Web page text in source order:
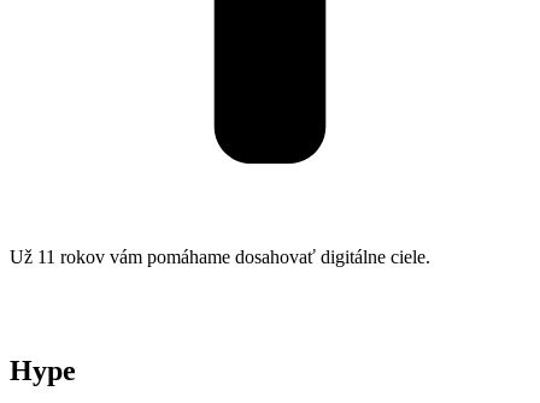
Už 11 rokov vám pomáhame dosahovať digitálne ciele.
Hype